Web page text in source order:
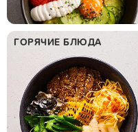
ГОРЯЧИЕ БЛЮДА